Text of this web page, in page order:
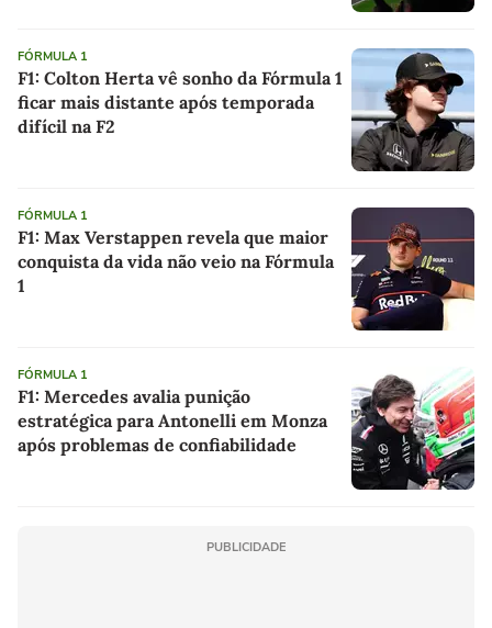
FÓRMULA 1
F1: Colton Herta vê sonho da Fórmula 1
ficar mais distante após temporada
difícil na F2
FÓRMULA 1
F1: Max Verstappen revela que maior
conquista da vida não veio na Fórmula
1
FÓRMULA 1
F1: Mercedes avalia punição
estratégica para Antonelli em Monza
após problemas de confiabilidade
PUBLICIDADE